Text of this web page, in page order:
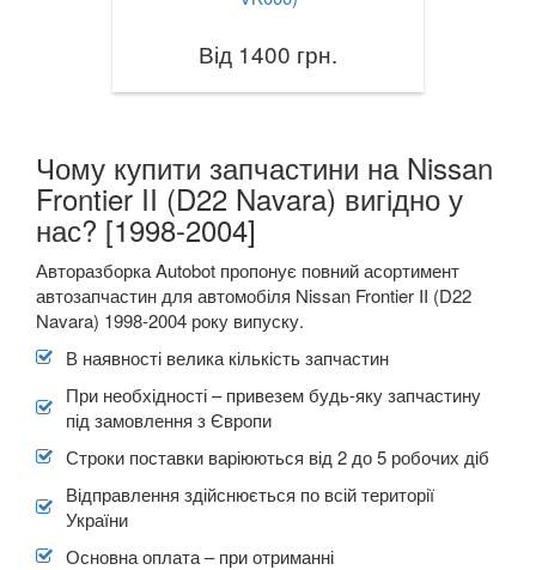
Від 1400 грн.
Чому купити запчастини на Nissan
Frontier II (D22 Navara) вигідно у
нас? [1998-2004]
Авторазборка Autobot пропонує повний асортимент
автозапчастин для автомобіля Nissan Frontier II (D22
Navara) 1998-2004 року випуску.
В наявності велика кількість запчастин
При необхідності – привезем будь-яку запчастину
під замовлення з Європи
Строки поставки варіюються від 2 до 5 робочих діб
Відправлення здійснюється по всій території
України
Основна оплата – при отриманні